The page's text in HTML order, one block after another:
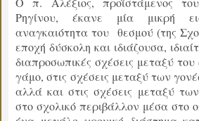
Ρηγίνου, έκανε μία μικρή
αναγκαιότητα του θεσμού (της
εποχή δύσκολη και ιδιάζουσα,
διαπροσωπικές σχέσεις μεταξύ
γάμο, στις σχέσεις μεταξύ των
αλλά και στις σχέσεις μεταξύ
στο σχολικό περιβάλλον μέσα στο